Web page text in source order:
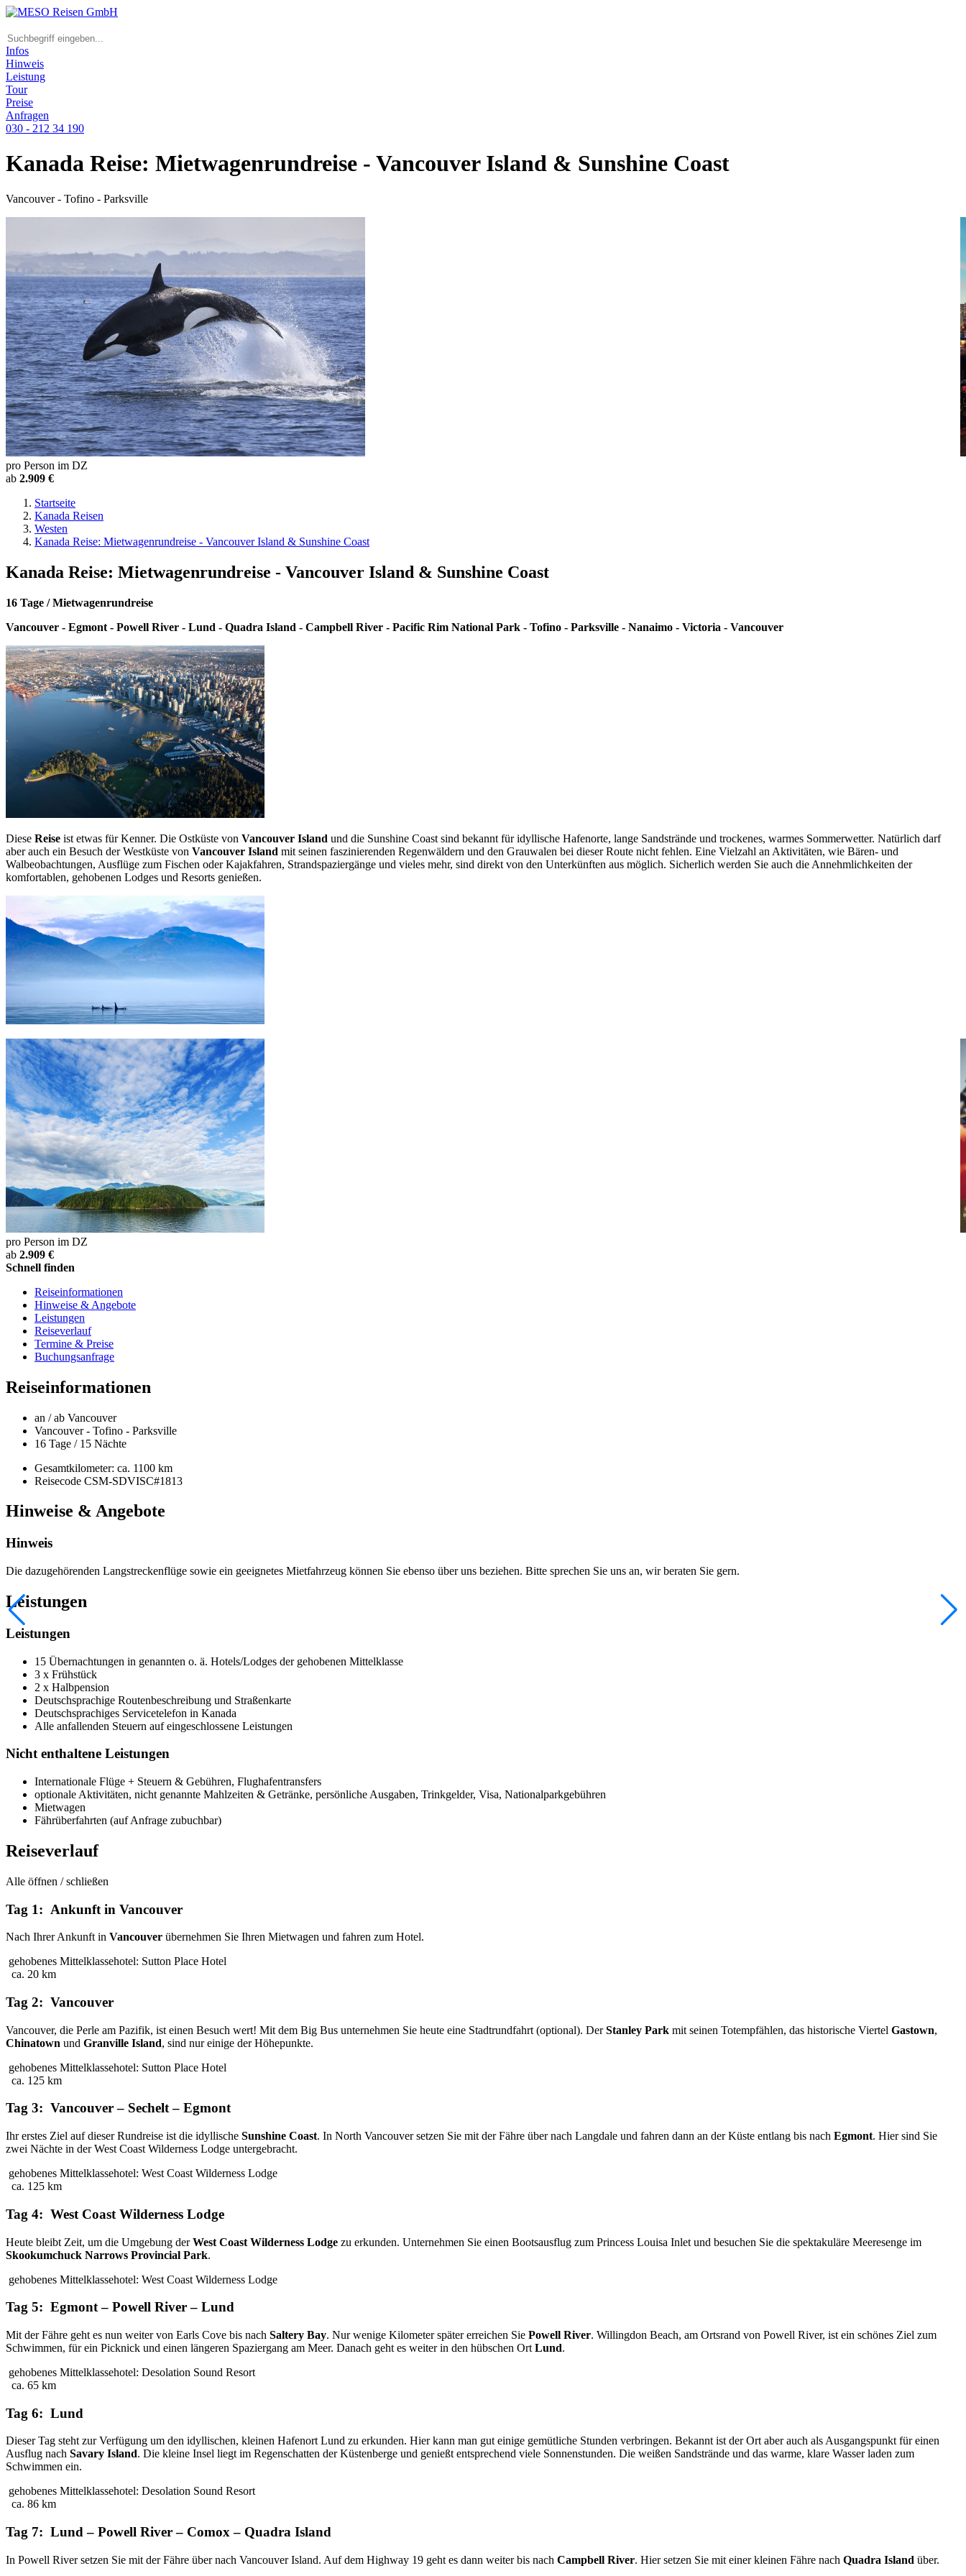
Infos
Hinweis
Leistung
Tour
Preise
Anfragen
030 - 212 34 190
Kanada Reise: Mietwagenrundreise - Vancouver Island & Sunshine Coast
Vancouver - Tofino - Parksville
pro Person im DZ
ab 2.909 €
Startseite
Kanada Reisen
Westen
Kanada Reise: Mietwagenrundreise - Vancouver Island & Sunshine Coast
Kanada Reise: Mietwagenrundreise - Vancouver Island & Sunshine Coast
16 Tage / Mietwagenrundreise
Vancouver - Egmont - Powell River - Lund - Quadra Island - Campbell River - Pacific Rim National Park - Tofino - Parksville - Nanaimo - Victoria - Vancouver
Diese Reise ist etwas für Kenner. Die Ostküste von Vancouver Island und die Sunshine Coast sind bekannt für idyllische Hafenorte, lange Sandstrände und trockenes, warmes Sommerwetter. Natürlich darf
aber auch ein Besuch der Westküste von Vancouver Island mit seinen faszinierenden Regenwäldern und den Grauwalen bei dieser Route nicht fehlen. Eine Vielzahl an Aktivitäten, wie Bären- und
Walbeobachtungen, Ausflüge zum Fischen oder Kajakfahren, Strandspaziergänge und vieles mehr, sind direkt von den Unterkünften aus möglich. Sicherlich werden Sie auch die Annehmlichkeiten der
komfortablen, gehobenen Lodges und Resorts genießen.
pro Person im DZ
ab 2.909 €
Schnell finden
Reiseinformationen
Hinweise & Angebote
Leistungen
Reiseverlauf
Termine & Preise
Buchungsanfrage
Reiseinformationen
an / ab Vancouver
Vancouver - Tofino - Parksville
16 Tage / 15 Nächte
Gesamtkilometer: ca. 1100 km
Reisecode CSM-SDVISC#1813
Hinweise & Angebote
Hinweis
Die dazugehörenden Langstreckenflüge sowie ein geeignetes Mietfahrzeug können Sie ebenso über uns beziehen. Bitte sprechen Sie uns an, wir beraten Sie gern.
Leistungen
Leistungen
15 Übernachtungen in genannten o. ä. Hotels/Lodges der gehobenen Mittelklasse
3 x Frühstück
2 x Halbpension
Deutschsprachige Routenbeschreibung und Straßenkarte
Deutschsprachiges Servicetelefon in Kanada
Alle anfallenden Steuern auf eingeschlossene Leistungen
Nicht enthaltene Leistungen
Internationale Flüge + Steuern & Gebühren, Flughafentransfers
optionale Aktivitäten, nicht genannte Mahlzeiten & Getränke, persönliche Ausgaben, Trinkgelder, Visa, Nationalparkgebühren
Mietwagen
Fährüberfahrten (auf Anfrage zubuchbar)
Reiseverlauf
Alle öffnen / schließen
Tag 1: Ankunft in Vancouver
Nach Ihrer Ankunft in Vancouver übernehmen Sie Ihren Mietwagen und fahren zum Hotel.
gehobenes Mittelklassehotel: Sutton Place Hotel
ca. 20 km
Tag 2: Vancouver
Vancouver, die Perle am Pazifik, ist einen Besuch wert! Mit dem Big Bus unternehmen Sie heute eine Stadtrundfahrt (optional). DerStanley Park mit seinen Totempfählen, das historische Viertel Gastown,
Chinatown und Granville Island, sind nur einige der Höhepunkte.
gehobenes Mittelklassehotel: Sutton Place Hotel
ca. 125 km
Tag 3: Vancouver – Sechelt – Egmont
Ihr erstes Ziel auf dieser Rundreise ist die idyllische Sunshine Coast. In North Vancouver setzen Sie mit der Fähre über nach Langdale und fahren dann an der Küste entlang bis nach Egmont. Hier sind Sie
zwei Nächte in der West Coast Wilderness Lodge untergebracht.
gehobenes Mittelklassehotel: West Coast Wilderness Lodge
ca. 125 km
Tag 4: West Coast Wilderness Lodge
Heute bleibt Zeit, um die Umgebung derWest Coast Wilderness Lodge zu erkunden. Unternehmen Sie einen Bootsausflug zum Princess Louisa Inlet und besuchen Sie die spektakuläre Meeresenge im
Skookumchuck Narrows Provincial Park.
gehobenes Mittelklassehotel: West Coast Wilderness Lodge
Tag 5: Egmont – Powell River – Lund
Mit der Fähre geht es nun weiter von Earls Cove bis nach Saltery Bay. Nur wenige Kilometer später erreichen Sie Powell River. Willingdon Beach, am Ortsrand von Powell River, ist ein schönes Ziel zum
Schwimmen, für ein Picknick und einen längeren Spaziergang am Meer. Danach geht es weiter in den hübschen Ort Lund.
gehobenes Mittelklassehotel: Desolation Sound Resort
ca. 65 km
Tag 6: Lund
Dieser Tag steht zur Verfügung um den idyllischen, kleinen Hafenort Lund zu erkunden. Hier kann man gut einige gemütliche Stunden verbringen. Bekannt ist der Ort aber auch als Ausgangspunkt für einen
Ausflug nach Savary Island. Die kleine Insel liegt im Regenschatten der Küstenberge und genießt entsprechend viele Sonnenstunden. Die weißen Sandstrände und das warme, klare Wasser laden zum
Schwimmen ein.
gehobenes Mittelklassehotel: Desolation Sound Resort
ca. 86 km
Tag 7: Lund – Powell River – Comox – Quadra Island
In Powell River setzen Sie mit der Fähre über nach Vancouver Island. Auf dem Highway 19 geht es dann weiter bis nach Campbell River. Hier setzen Sie mit einer kleinen Fähre nach Quadra Island über.